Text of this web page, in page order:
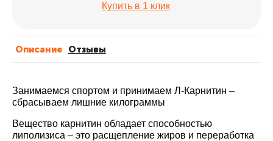
Купить в 1 клик
Описание Отзывы
Занимаемся спортом и принимаем Л-Карнитин –
сбрасываем лишние килограммы
Вещество карнитин обладает способностью
липолизиса – это расщепление жиров и переработка